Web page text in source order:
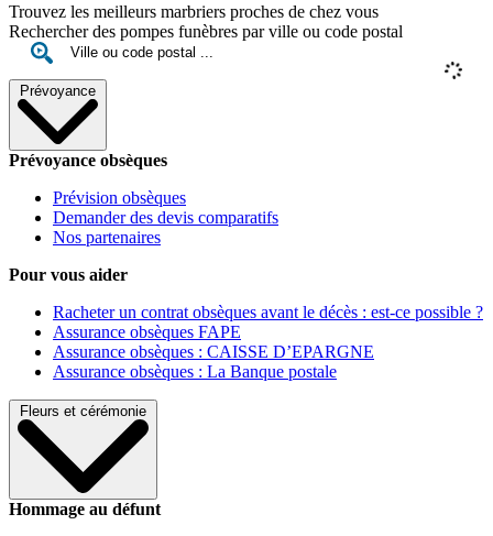
Trouvez les meilleurs marbriers proches de chez vous
Rechercher des pompes funèbres par ville ou code postal
Prévoyance
Prévoyance obsèques
Prévision obsèques
Demander des devis comparatifs
Nos partenaires
Pour vous aider
Racheter un contrat obsèques avant le décès : est-ce possible ?
Assurance obsèques FAPE
Assurance obsèques : CAISSE D’EPARGNE
Assurance obsèques : La Banque postale
Fleurs et cérémonie
Hommage au défunt